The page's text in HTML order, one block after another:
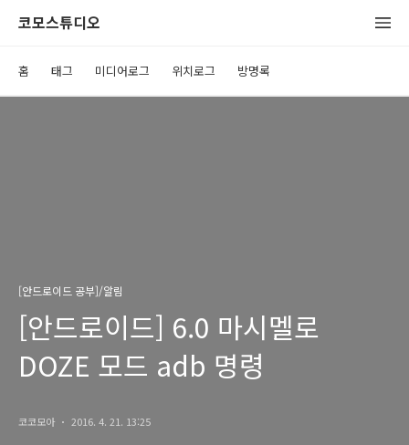
코모스튜디오
홈 태그 미디어로그 위치로그 방명록
[안드로이드 공부]/알림
[안드로이드] 6.0 마시멜로
DOZE 모드 adb 명령
코코모아 2016. 4. 21. 13:25